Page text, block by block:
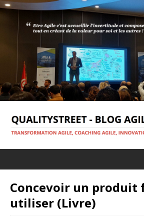
Concevoir un produit
utiliser (Livre)